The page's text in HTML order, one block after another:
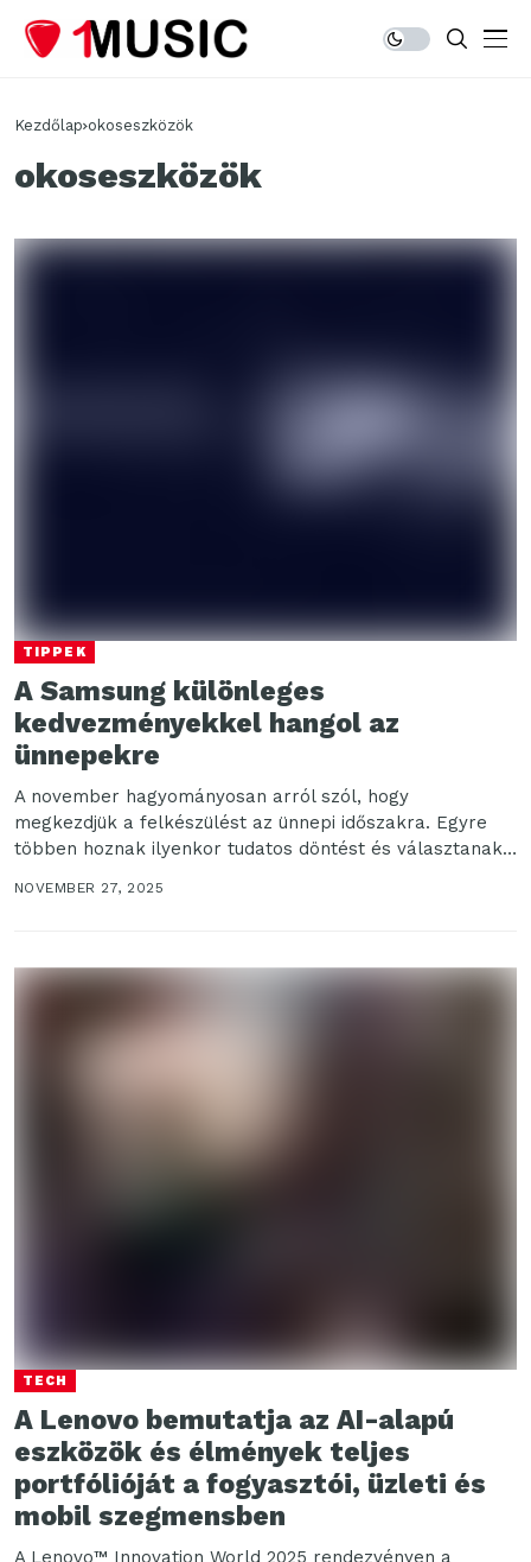
Kezdőlap okoseszközök
okoseszközök
TIPPEK
A Samsung különleges
kedvezményekkel hangol az
ünnepekre
A november hagyományosan arról szól, hogy
megkezdjük a felkészülést az ünnepi időszakra. Egyre
többen hoznak ilyenkor tudatos döntést és választanak
NOVEMBER 27, 2025
TECH
A Lenovo bemutatja az AI-alapú
eszközök és élmények teljes
portfólióját a fogyasztói, üzleti és
mobil szegmensben
A Lenovo™ Innovation World 2025 rendezvényen a